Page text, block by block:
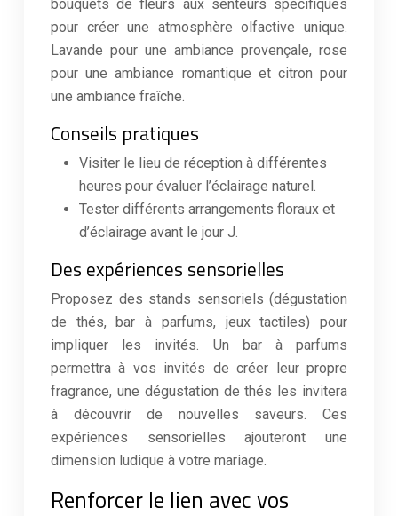
bouquets de fleurs aux senteurs spécifiques
pour créer une atmosphère olfactive unique.
Lavande pour une ambiance provençale, rose
pour une ambiance romantique et citron pour
une ambiance fraîche.
Conseils pratiques
Visiter le lieu de réception à différentes
heures pour évaluer l’éclairage naturel.
Tester différents arrangements floraux et
d’éclairage avant le jour J.
Des expériences sensorielles
Proposez des stands sensoriels (dégustation
de thés, bar à parfums, jeux tactiles) pour
impliquer les invités. Un bar à parfums
permettra à vos invités de créer leur propre
fragrance, une dégustation de thés les invitera
à découvrir de nouvelles saveurs. Ces
expériences sensorielles ajouteront une
dimension ludique à votre mariage.
Renforcer le lien avec vos